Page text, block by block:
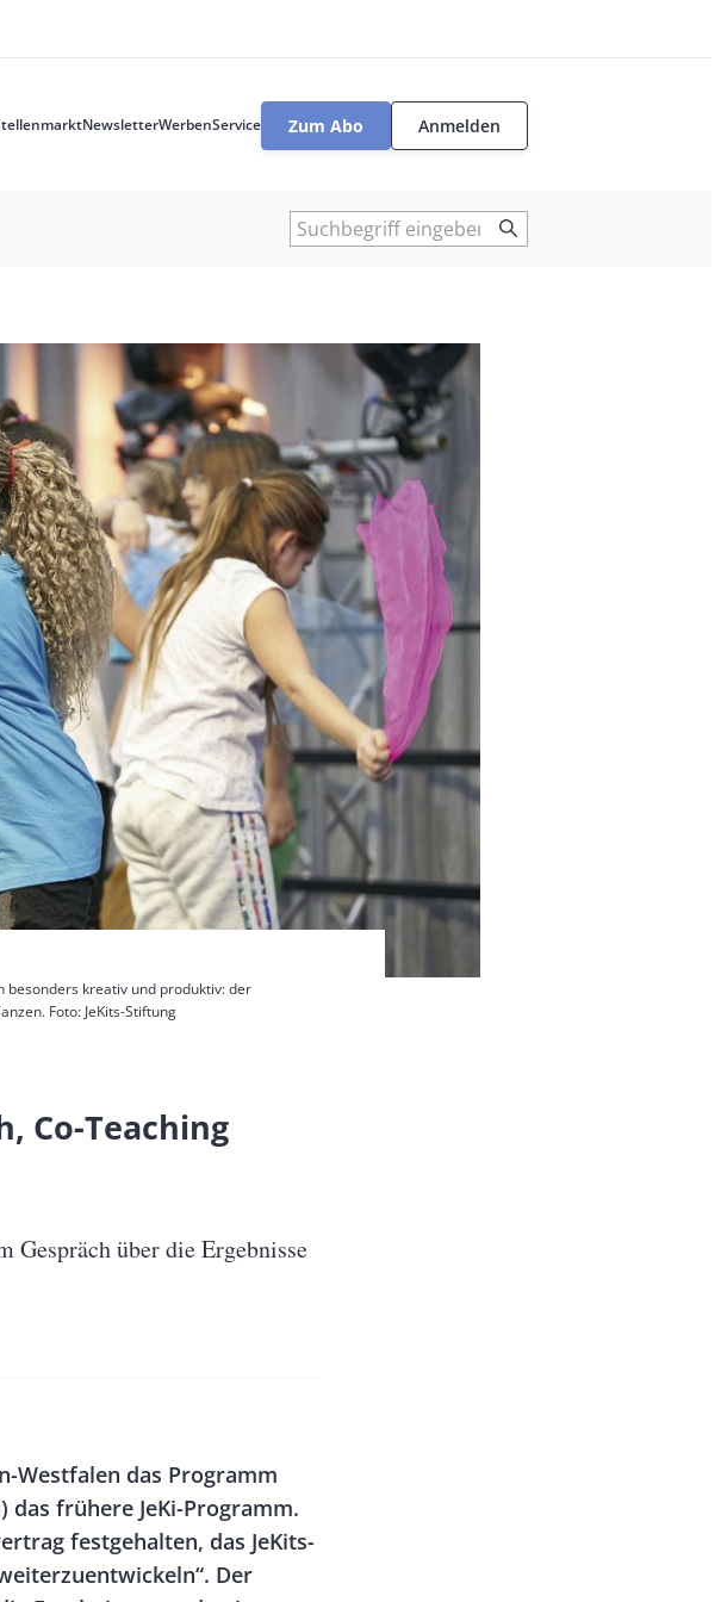
NewsletterWerbenService
User
Zum Abo Anmelden
Suche
besonders kreativ und produktiv: der
Foto: JeKits-Stiftung
Co-Teaching
Gespräch über die Ergebnisse
Westfalen das Programm
das frühere JeKi-Programm.
festgehalten, das JeKits-
Der